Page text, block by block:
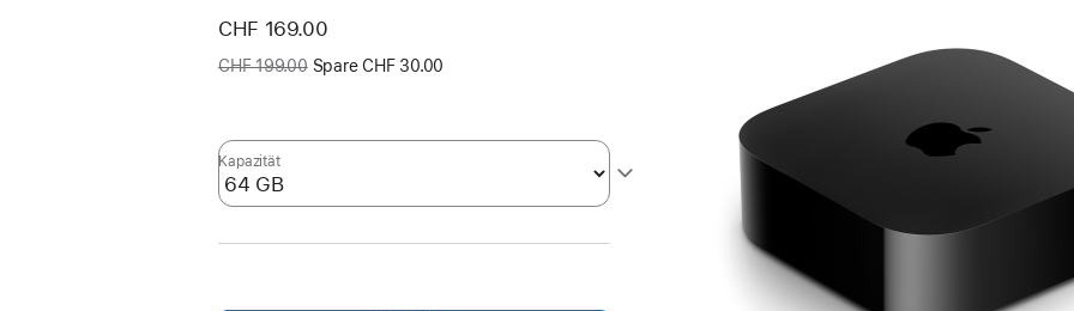
Jetzt
CHF 169.00
Vorher:
CHF 199.00 Spare CHF 30.00
Kapazität